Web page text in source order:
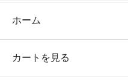
ホーム
カートを見る